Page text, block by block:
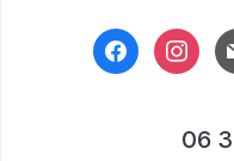
facebook
06